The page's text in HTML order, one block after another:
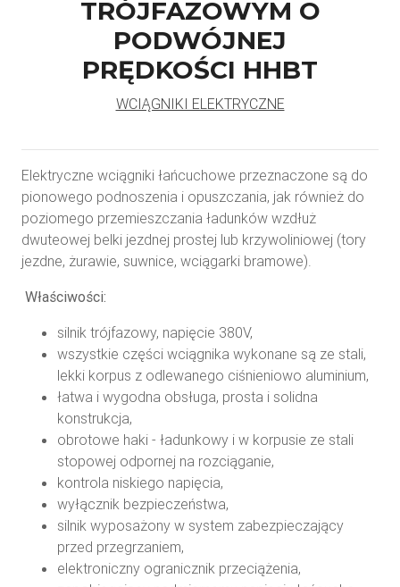
TRÓJFAZOWYM O
PODWÓJNEJ
PRĘDKOŚCI HHBT
WCIĄGNIKI ELEKTRYCZNE
Elektryczne wciągniki łańcuchowe przeznaczone są do
pionowego podnoszenia i opuszczania, jak również do
poziomego przemieszczania ładunków wzdłuż
dwuteowej belki jezdnej prostej lub krzywoliniowej (tory
jezdne, żurawie, suwnice, wciągarki bramowe).
Właściwości:
silnik trójfazowy, napięcie 380V,
wszystkie części wciągnika wykonane są ze stali,
lekki korpus z odlewanego ciśnieniowo aluminium,
łatwa i wygodna obsługa, prosta i solidna
konstrukcja,
obrotowe haki - ładunkowy i w korpusie ze stali
stopowej odpornej na rozciąganie,
kontrola niskiego napięcia,
wyłącznik bezpieczeństwa,
silnik wyposażony w system zabezpieczający
przed przegrzaniem,
elektroniczny ogranicznik przeciążenia,